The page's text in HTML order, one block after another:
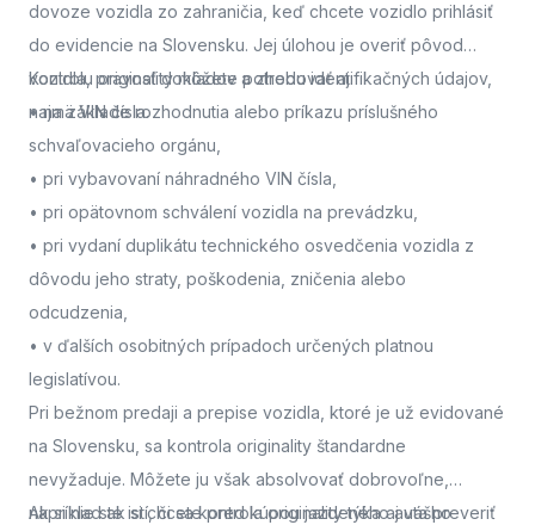
dovoze vozidla zo zahraničia, keď chcete vozidlo prihlásiť
do evidencie na Slovensku. Jej úlohou je overiť pôvod
vozidla, pravosť dokladov a zhodu identifikačných údajov,
najmä VIN čísla.
Kontrolu originality môžete potrebovať aj:
• na základe rozhodnutia alebo príkazu príslušného
schvaľovacieho orgánu,
• pri vybavovaní náhradného VIN čísla,
• pri opätovnom schválení vozidla na prevádzku,
• pri vydaní duplikátu technického osvedčenia vozidla z
dôvodu jeho straty, poškodenia, zničenia alebo
odcudzenia,
• v ďalších osobitných prípadoch určených platnou
legislatívou.
Pri bežnom predaji a prepise vozidla, ktoré je už evidované
na Slovensku, sa kontrola originality štandardne
nevyžaduje. Môžete ju však absolvovať dobrovoľne,
napríklad ak si chcete pred kúpou jazdeného auta preveriť
Ak si nie ste istí, či sa kontrola originality týka aj vášho